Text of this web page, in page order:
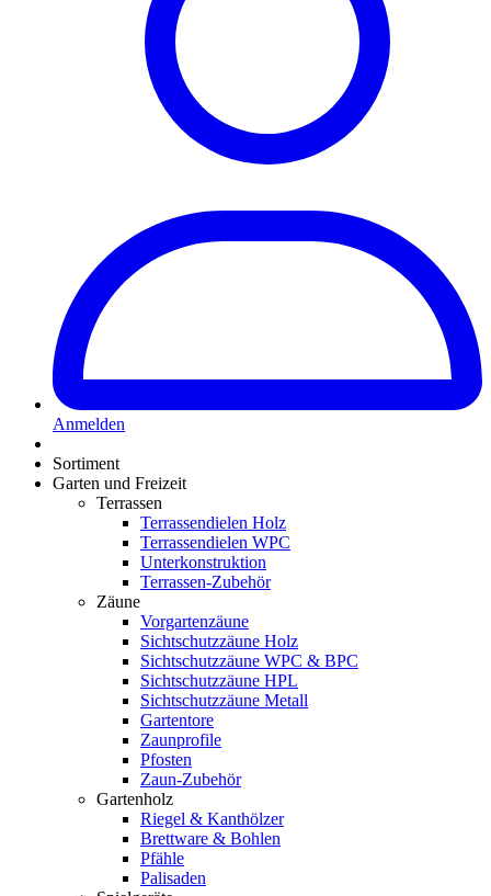
Anmelden
Sortiment
Garten und Freizeit
Terrassen
Terrassendielen Holz
Terrassendielen WPC
Unterkonstruktion
Terrassen-Zubehör
Zäune
Vorgartenzäune
Sichtschutzzäune Holz
Sichtschutzzäune WPC & BPC
Sichtschutzzäune HPL
Sichtschutzzäune Metall
Gartentore
Zaunprofile
Pfosten
Zaun-Zubehör
Gartenholz
Riegel & Kanthölzer
Brettware & Bohlen
Pfähle
Palisaden